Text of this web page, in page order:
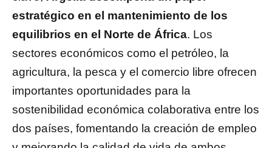
estratégico en el mantenimiento de los
equilibrios en el Norte de África. Los
sectores económicos como el petróleo, la
agricultura, la pesca y el comercio libre ofrecen
importantes oportunidades para la
sostenibilidad económica colaborativa entre los
dos países, fomentando la creación de empleo